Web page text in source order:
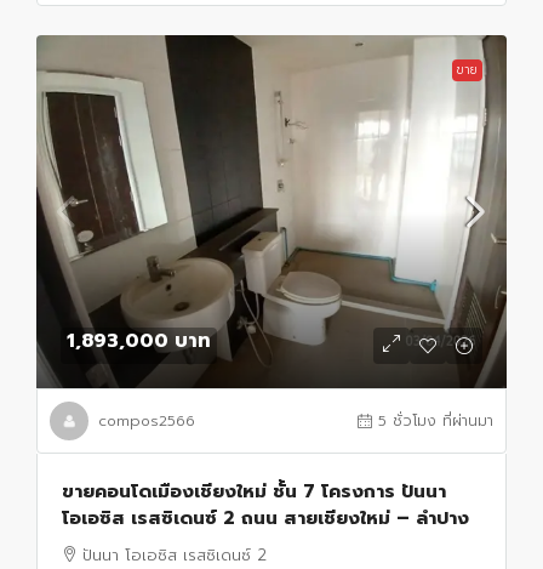
ขาย
1,893,000 บาท
compos2566 5 ชั่วโมง ที่ผ่านมา
ขายคอนโดเมืองเชียงใหม่ ชั้น 7 โครงการ ปันนา
โอเอซิส เรสซิเดนซ์ 2 ถนน สายเชียงใหม่ – ลำปาง
ปันนา โอเอซิส เรสซิเดนซ์ 2